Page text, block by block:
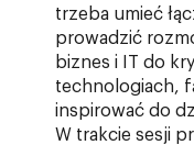
trzeba umieć
prowadzić
biznes i IT do
technologiach,
inspirować do
W trakcie sesji